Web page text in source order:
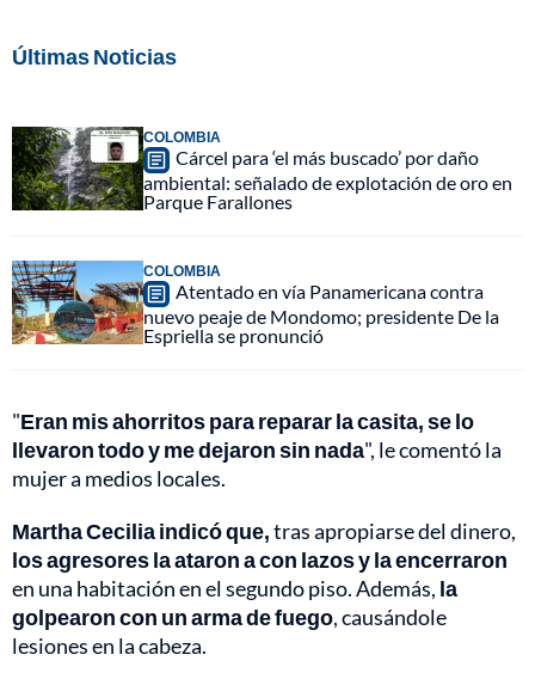
Últimas Noticias
COLOMBIA
Cárcel para ‘el más buscado’ por daño
ambiental: señalado de explotación de oro en
Parque Farallones
COLOMBIA
Atentado en vía Panamericana contra
nuevo peaje de Mondomo; presidente De la
Espriella se pronunció
"Eran mis ahorritos para reparar la casita, se lo
llevaron todo y me dejaron sin nada", le comentó la
mujer a medios locales.
Martha Cecilia indicó que,tras apropiarse del dinero,
los agresores la ataron a con lazos y la encerraron
en una habitación en el segundo piso. Además, la
golpearon con un arma de fuego, causándole
lesiones en la cabeza.